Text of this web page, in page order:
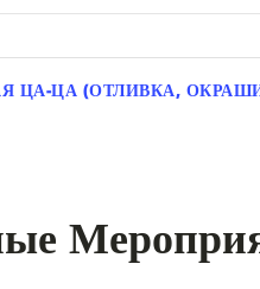
ЦА-ЦА (ОТЛИВКА,